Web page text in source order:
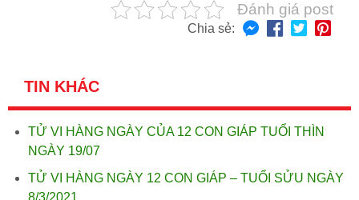
Đánh giá post
Chia sẻ:
TIN KHÁC
TỬ VI HÀNG NGÀY CỦA 12 CON GIÁP TUỔI THÌN
NGÀY 19/07
TỬ VI HÀNG NGÀY 12 CON GIÁP – TUỔI SỬU NGÀY
8/3/2021